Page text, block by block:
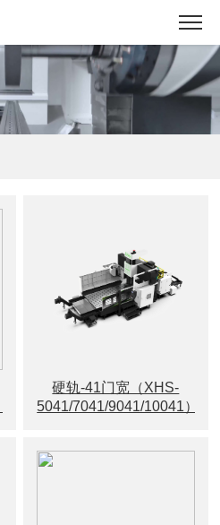
硬轨-41门宽（XHS-
5041/7041/9041/10041）